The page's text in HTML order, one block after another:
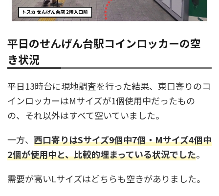
平日のせんげん台駅コインロッカーの空
き状況
平日13時台に現地調査を行った結果、東口寄りのコ
インロッカーはMサイズが1個使用中だったもの
の、それ以外はすべて空いていました。
一方、 西口寄りはSサイズ9個中7個・Mサイズ4個中
2個が使用中と、比較的埋まっている状況でした。
需要が高いLサイズはどちらも空きがありました。